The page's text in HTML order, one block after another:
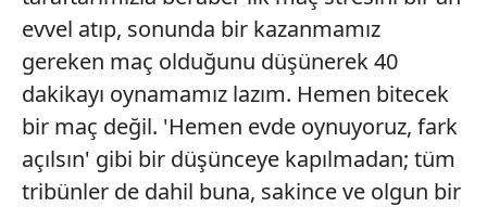
evvel atıp, sonunda bir kazanmamız
gereken maç olduğunu düşünerek 40
dakikayı oynamamız lazım. Hemen bitecek
bir maç değil. 'Hemen evde oynuyoruz, fark
açılsın' gibi bir düşünceye kapılmadan; tüm
tribünler de dahil buna, sakince ve olgun bir